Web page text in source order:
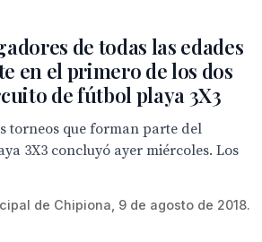
de todas las edades
en el primero de los dos
de fútbol playa 3X3
torneos que forman parte del
3X3 concluyó ayer miércoles. Los
de Chipiona, 9 de agosto de 2018.